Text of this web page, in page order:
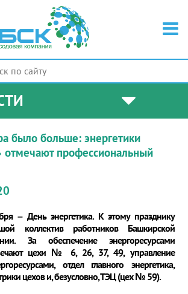
было больше: энергетики
профессиональный
– День энергетика. К этому празднику
коллектив работников Башкирской
За обеспечение энергоресурсами
цехи № 6, 26, 37, 49, управление
отдел главного энергетика,
цехов и, безусловно, ТЭЦ (цех № 59).